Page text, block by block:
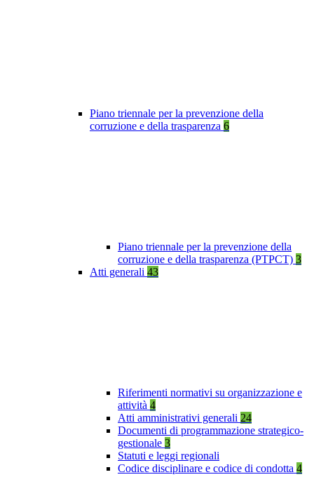
Piano triennale per la prevenzione della
corruzione e della trasparenza 6
Piano triennale per la prevenzione della
corruzione e della trasparenza (PTPCT) 3
Atti generali 43
Riferimenti normativi su organizzazione e
attività 4
Atti amministrativi generali 24
Documenti di programmazione strategico-
gestionale 3
Statuti e leggi regionali
Codice disciplinare e codice di condotta 4